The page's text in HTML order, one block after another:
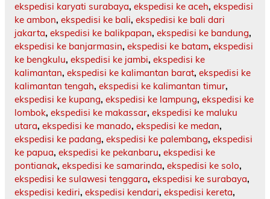
ekspedisi karyati surabaya, ekspedisi ke aceh, ekspedisi
ke ambon, ekspedisi ke bali, ekspedisi ke bali dari
jakarta, ekspedisi ke balikpapan, ekspedisi ke bandung,
ekspedisi ke banjarmasin, ekspedisi ke batam, ekspedisi
ke bengkulu, ekspedisi ke jambi, ekspedisi ke
kalimantan, ekspedisi ke kalimantan barat, ekspedisi ke
kalimantan tengah, ekspedisi ke kalimantan timur,
ekspedisi ke kupang, ekspedisi ke lampung, ekspedisi ke
lombok, ekspedisi ke makassar, ekspedisi ke maluku
utara, ekspedisi ke manado, ekspedisi ke medan,
ekspedisi ke padang, ekspedisi ke palembang, ekspedisi
ke papua, ekspedisi ke pekanbaru, ekspedisi ke
pontianak, ekspedisi ke samarinda, ekspedisi ke solo,
ekspedisi ke sulawesi tenggara, ekspedisi ke surabaya,
ekspedisi kediri, ekspedisi kendari, ekspedisi kereta,